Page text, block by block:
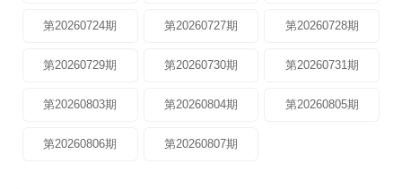
第20260724期 第20260727期 第20260728期
第20260729期 第20260730期 第20260731期
第20260803期 第20260804期 第20260805期
第20260806期 第20260807期